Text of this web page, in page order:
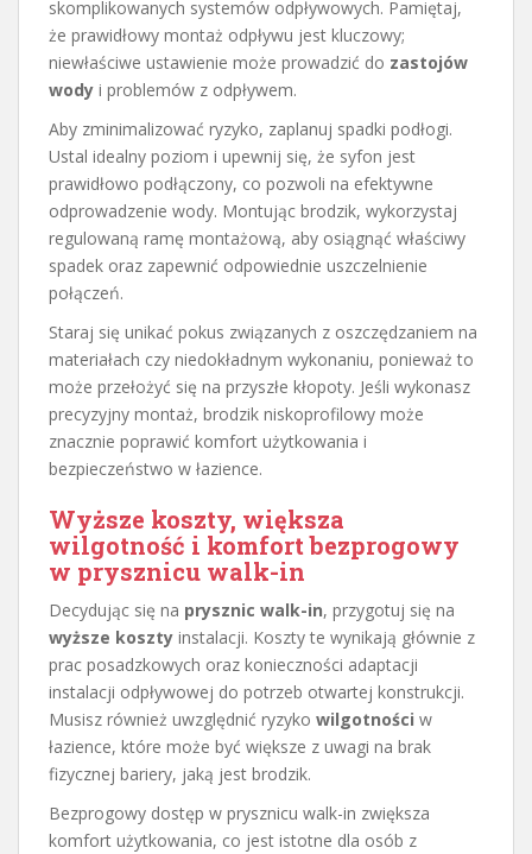
skomplikowanych systemów odpływowych. Pamiętaj,
że prawidłowy montaż odpływu jest kluczowy;
niewłaściwe ustawienie może prowadzić do zastojów
wody i problemów z odpływem.
Aby zminimalizować ryzyko, zaplanuj spadki podłogi.
Ustal idealny poziom i upewnij się, że syfon jest
prawidłowo podłączony, co pozwoli na efektywne
odprowadzenie wody. Montując brodzik, wykorzystaj
regulowaną ramę montażową, aby osiągnąć właściwy
spadek oraz zapewnić odpowiednie uszczelnienie
połączeń.
Staraj się unikać pokus związanych z oszczędzaniem na
materiałach czy niedokładnym wykonaniu, ponieważ to
może przełożyć się na przyszłe kłopoty. Jeśli wykonasz
precyzyjny montaż, brodzik niskoprofilowy może
znacznie poprawić komfort użytkowania i
bezpieczeństwo w łazience.
Wyższe koszty, większa
wilgotność i komfort bezprogowy
w prysznicu walk-in
Decydując się na prysznic walk-in, przygotuj się na
wyższe koszty instalacji. Koszty te wynikają głównie z
prac posadzkowych oraz konieczności adaptacji
instalacji odpływowej do potrzeb otwartej konstrukcji.
Musisz również uwzględnić ryzyko wilgotności w
łazience, które może być większe z uwagi na brak
fizycznej bariery, jaką jest brodzik.
Bezprogowy dostęp w prysznicu walk-in zwiększa
komfort użytkowania, co jest istotne dla osób z